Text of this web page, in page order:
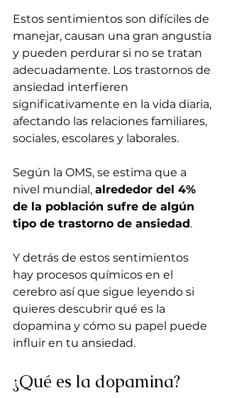
Estos sentimientos son difíciles de
manejar, causan una gran angustia
y pueden perdurar si no se tratan
adecuadamente. Los trastornos de
ansiedad interfieren
significativamente en la vida diaria,
afectando las relaciones familiares,
sociales, escolares y laborales.
Según la OMS, se estima que a
nivel mundial, alrededor del 4%
de la población sufre de algún
tipo de trastorno de ansiedad.
Y detrás de estos sentimientos
hay procesos químicos en el
cerebro así que sigue leyendo si
quieres descubrir qué es la
dopamina y cómo su papel puede
influir en tu ansiedad.
¿Qué es la dopamina?